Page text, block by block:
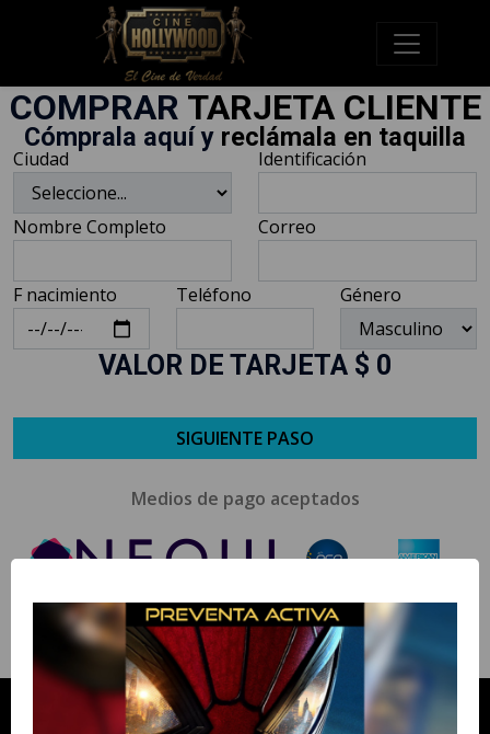
COMPRAR TARJETA CLIENTE
Cómprala aquí y reclámala en taquilla
Ciudad Identificación
Nombre Completo Correo
F nacimiento Teléfono Género
VALOR DE TARJETA $ 0
Medios de pago aceptados